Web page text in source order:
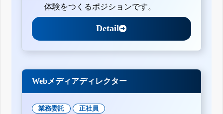
体験をつくるポジションです。
Detail
Webメディアディレクター
業務委託 正社員